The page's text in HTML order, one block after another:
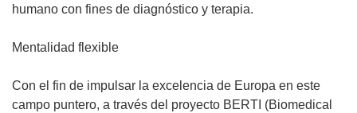
humano con fines de diagnóstico y terapia.
Mentalidad flexible
Con el fin de impulsar la excelencia de Europa en este
campo puntero, a través del proyecto BERTI (Biomedical